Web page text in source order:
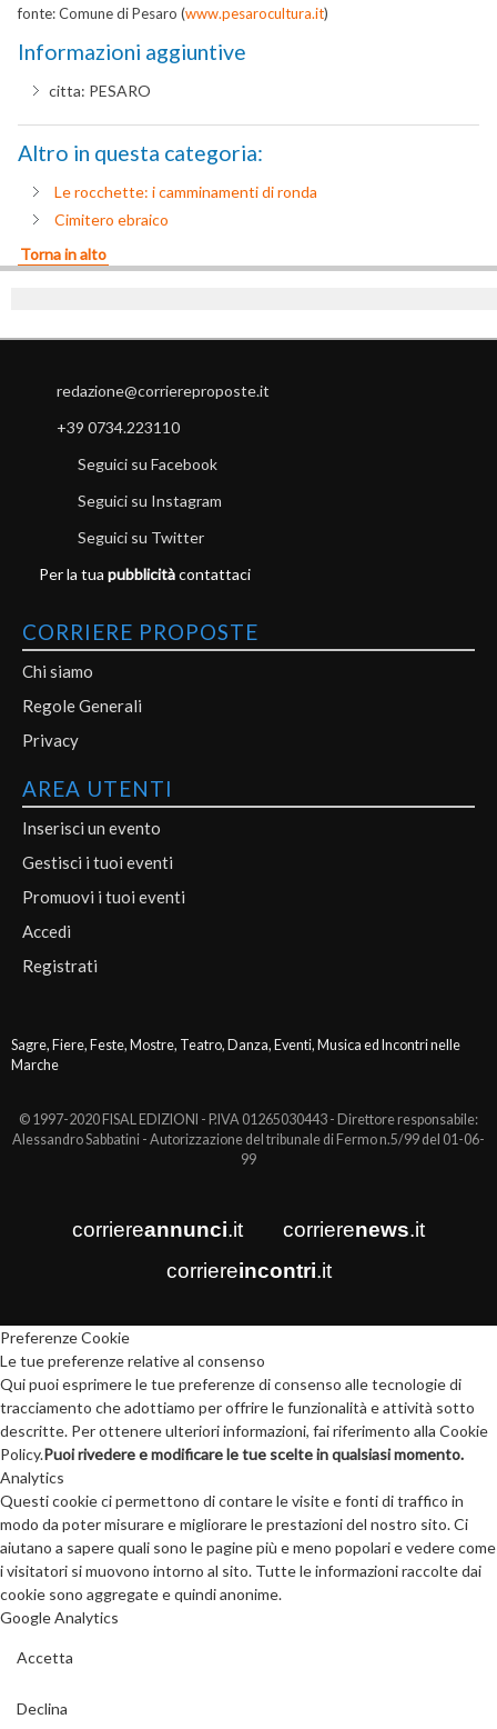
fonte: Comune di Pesaro (www.pesarocultura.it)
Informazioni aggiuntive
citta: PESARO
Altro in questa categoria:
Le rocchette: i camminamenti di ronda
Cimitero ebraico
Torna in alto
redazione@corriereproposte.it
+39 0734.223110
Seguici su Facebook
Seguici su Instagram
Seguici su Twitter
Per la tua pubblicitàcontattaci
CORRIERE PROPOSTE
Chi siamo
Regole Generali
Privacy
AREA UTENTI
Inserisci un evento
Gestisci i tuoi eventi
Promuovi i tuoi eventi
Accedi
Registrati
Sagre, Fiere, Feste, Mostre, Teatro, Danza, Eventi, Musica ed Incontri nelle
Marche
© 1997-2020 FISAL EDIZIONI - P.IVA 01265030443 - Direttore responsabile:
Alessandro Sabbatini - Autorizzazione del tribunale di Fermo n.5/99 del 01-06-
99
corriereannunci.it corrierenews.it
corriereincontri.it
Preferenze Cookie
Le tue preferenze relative al consenso
Qui puoi esprimere le tue preferenze di consenso alle tecnologie di
tracciamento che adottiamo per offrire le funzionalità e attività sotto
descritte. Per ottenere ulteriori informazioni, fai riferimento alla Cookie
Policy.Puoi rivedere e modificare le tue scelte in qualsiasi momento.
Analytics
Questi cookie ci permettono di contare le visite e fonti di traffico in
modo da poter misurare e migliorare le prestazioni del nostro sito. Ci
aiutano a sapere quali sono le pagine più e meno popolari e vedere come
i visitatori si muovono intorno al sito. Tutte le informazioni raccolte dai
cookie sono aggregate e quindi anonime.
Google Analytics
Accetta
Declina